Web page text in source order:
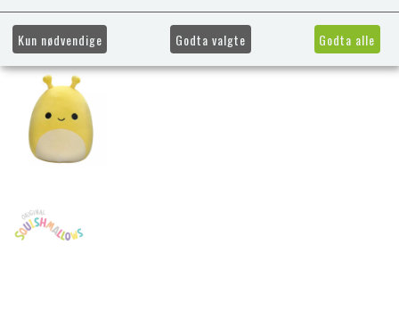
Kun nødvendige Godta valgte Godta alle